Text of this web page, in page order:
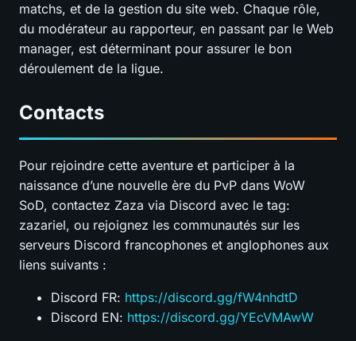
matchs, et de la gestion du site web. Chaque rôle,
du modérateur au rapporteur, en passant par le Web
manager, est déterminant pour assurer le bon
déroulement de la ligue.
Contacts
Pour rejoindre cette aventure et participer à la
naissance d’une nouvelle ère du PvP dans WoW
SoD, contactez Zaza via Discord avec le tag:
zazariel, ou rejoignez les communautés sur les
serveurs Discord francophones et anglophones aux
liens suivants :
Discord FR: https://discord.gg/fW4nhdtD
Discord EN: https://discord.gg/YEcVMAwW